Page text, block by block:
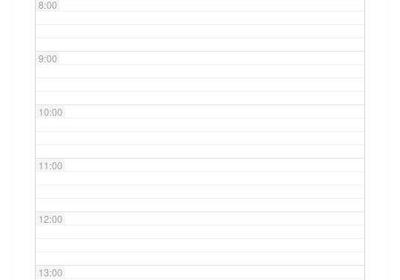
8:00
9:00
10:00
11:00
12:00
13:00